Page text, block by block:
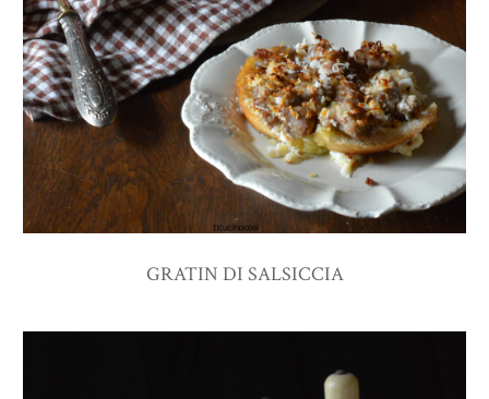
GRATIN DI SALSICCIA